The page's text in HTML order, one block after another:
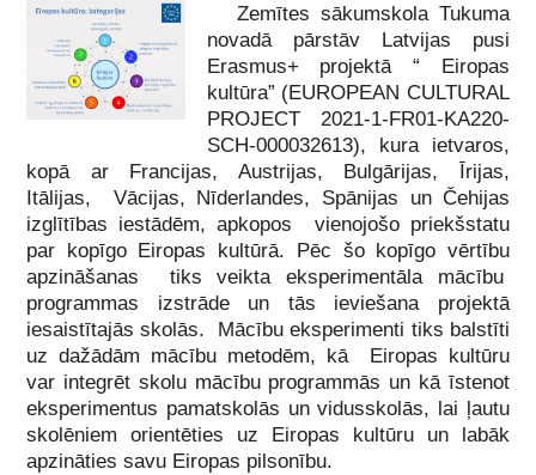
Zemītes sākumskola Tukuma
novadā pārstāv Latvijas pusi
Erasmus+ projektā “ Eiropas
kultūra” (EUROPEAN CULTURAL
PROJECT 2021-1-FR01-KA220-
SCH-000032613), kura ietvaros,
kopā ar Francijas, Austrijas, Bulgārijas, Īrijas,
Itālijas, Vācijas, Nīderlandes, Spānijas un Čehijas
izglītības iestādēm, apkopos vienojošo priekšstatu
par kopīgo Eiropas kultūrā. Pēc šo kopīgo vērtību
apzināšanas tiks veikta eksperimentāla mācību
programmas izstrāde un tās ieviešana projektā
iesaistītajās skolās. Mācību eksperimenti tiks balstīti
uz dažādām mācību metodēm, kā Eiropas kultūru
var integrēt skolu mācību programmās un kā īstenot
eksperimentus pamatskolās un vidusskolās, lai ļautu
skolēniem orientēties uz Eiropas kultūru un labāk
apzināties savu Eiropas pilsonību.